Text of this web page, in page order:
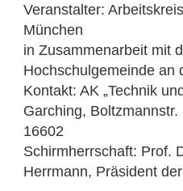
Veranstalter:
München
in Zusammenarbeit mit
Hochschulgemeinde an
Kontakt: AK „Technik
Garching,
16602
Schirmherrschaft: Prof.
Herrmann, Präsident